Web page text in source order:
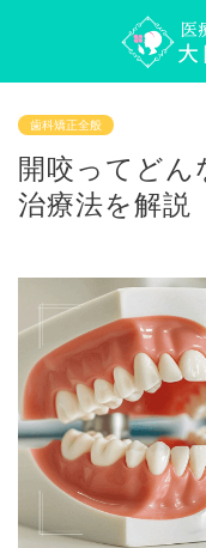
歯科矯正全般
開咬ってどん
治療法を解説